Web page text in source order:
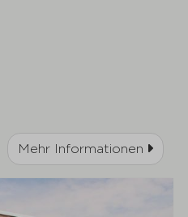
Mehr Informationen